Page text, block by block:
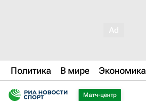
Политика В мире Экономика
Матч-центр